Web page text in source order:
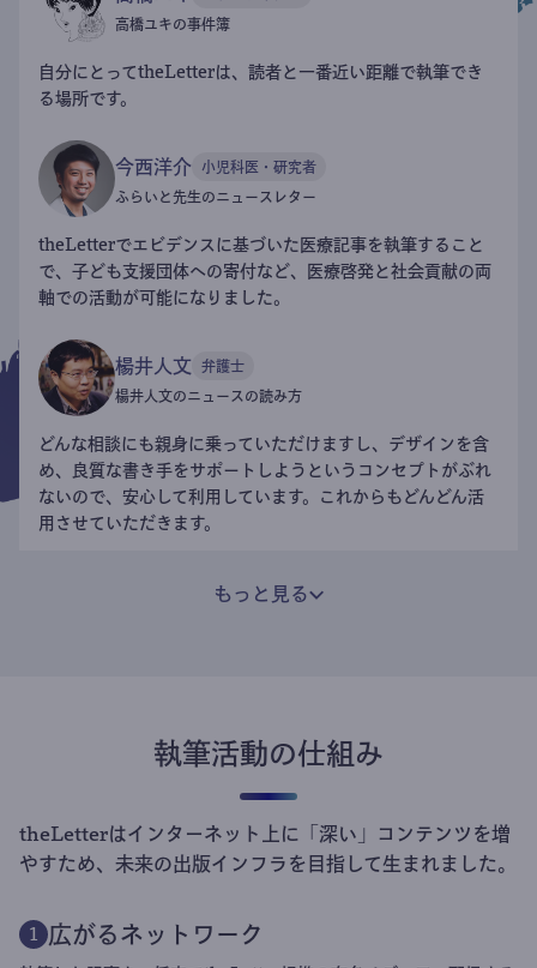
高橋ユキの事件簿
自分にとってtheLetterは、読者と一番近い距離で執筆でき
る場所です。
今西洋介 小児科医・研究者
ふらいと先生のニュースレター
theLetterでエビデンスに基づいた医療記事を執筆すること
で、子ども支援団体への寄付など、医療啓発と社会貢献の両
軸での活動が可能になりました。
楊井人文 弁護士
楊井人文のニュースの読み方
どんな相談にも親身に乗っていただけますし、デザインを含
め、良質な書き手をサポートしようというコンセプトがぶれ
ないので、安心して利用しています。これからもどんどん活
用させていただきます。
もっと見る
執筆活動の仕組み
theLetterはインターネット上に「深い」コンテンツを増
やすため、未来の出版インフラを目指して生まれました。
1 広がるネットワーク